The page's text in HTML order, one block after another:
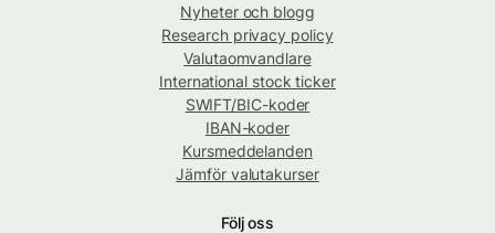
Nyheter och blogg
Research privacy policy
Valutaomvandlare
International stock ticker
SWIFT/BIC-koder
IBAN-koder
Kursmeddelanden
Jämför valutakurser
Följ oss